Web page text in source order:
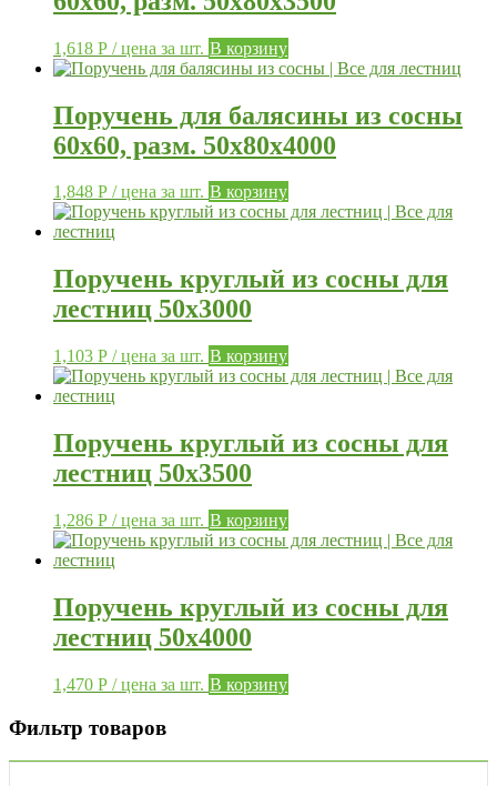
1,618 Р / цена за шт. В корзину
Поручень для балясины из сосны
60х60, разм. 50х80х4000
1,848 Р / цена за шт. В корзину
Поручень круглый из сосны для
лестниц 50х3000
1,103 Р / цена за шт. В корзину
Поручень круглый из сосны для
лестниц 50х3500
1,286 Р / цена за шт. В корзину
Поручень круглый из сосны для
лестниц 50х4000
1,470 Р / цена за шт. В корзину
Фильтр товаров